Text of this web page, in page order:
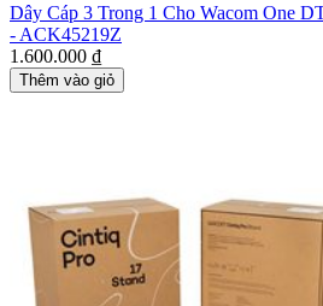
Dây Cáp 3 Trong 1 Cho Wacom One
- ACK45219Z
1.600.000 ₫
Thêm vào giỏ